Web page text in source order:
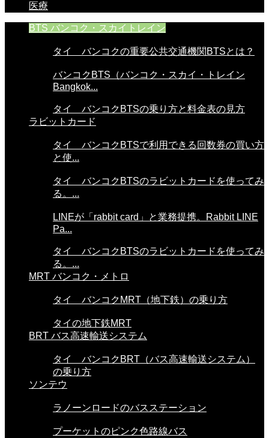
医療
BTS バンコク・スカイトレイン
タイ バンコクの重要公共交通機関BTSとは？
バンコクBTS（バンコク・スカイ・トレイン
Bangkok...
タイ バンコクBTSの乗り方と料金表の見方
ラビットカード
タイ バンコクBTSで利用できる回数券の買い方
と使...
タイ バンコクBTSのラビットカードを使ってみ
る。...
LINEが「rabbit card」と業務提携。Rabbit LINE
Pa...
タイ バンコクBTSのラビットカードを使ってみ
る。...
MRT バンコク・メトロ
タイ バンコクMRT（地下鉄）の乗り方
タイの地下鉄MRT
BRT バス高速輸送システム
タイ バンコクBRT（バス高速輸送システム）
の乗り方
ソンテウ
ラノーンロードのバスステーション
プーケットのピンク色路線バス